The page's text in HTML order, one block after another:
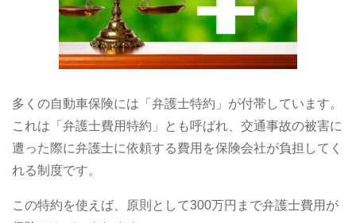
多くの自動車保険には「弁護士特約」が付帯しています。
これは「弁護士費用特約」とも呼ばれ、交通事故の被害に
遭った際に弁護士に依頼する費用を保険会社が負担してく
れる制度です。
この特約を使えば、原則として300万円まで弁護士費用が